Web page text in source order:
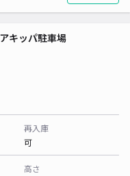
キッパ駐車場
再入庫
可
高さ